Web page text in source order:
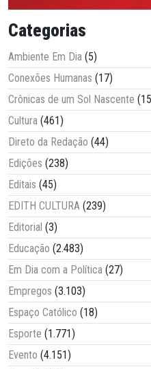
Categorias
Ambiente Em Dia (5)
Conexões Humanas (17)
Crônicas de um Sol Nascente
Cultura (461)
Direto da Redação (44)
Edições (238)
Editais (45)
EDITH CULTURA (239)
Editorial (3)
Educação (2.483)
Em Dia com a Política (27)
Empregos (3.103)
Espaço Católico (18)
Esporte (1.771)
Evento (4.151)